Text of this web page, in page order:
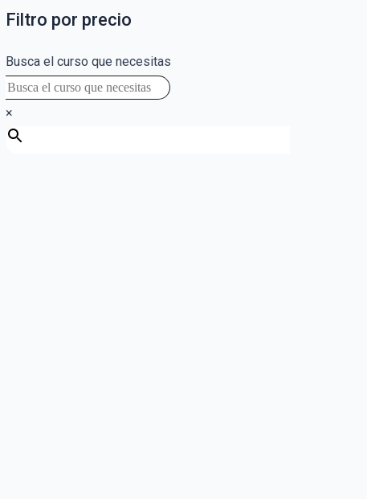
Filtro por precio
Busca el curso que necesitas
×